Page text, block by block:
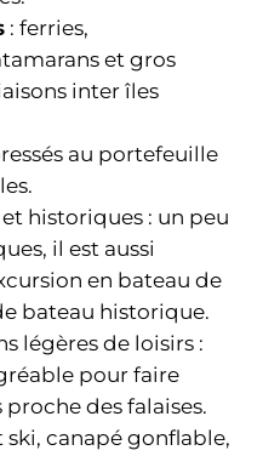
: ferries,
et gros
inter îles
au portefeuille
et historiques : un peu
il est aussi
en bateau de
bateau historique.
légères de loisirs :
pour faire
des falaises.
ski, canapé gonflable,